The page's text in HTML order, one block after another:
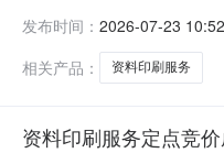
07164735294六
发布时间： 2026-07-23 10:52
相关产品：
资料印刷服务
资料印刷服务定点竞